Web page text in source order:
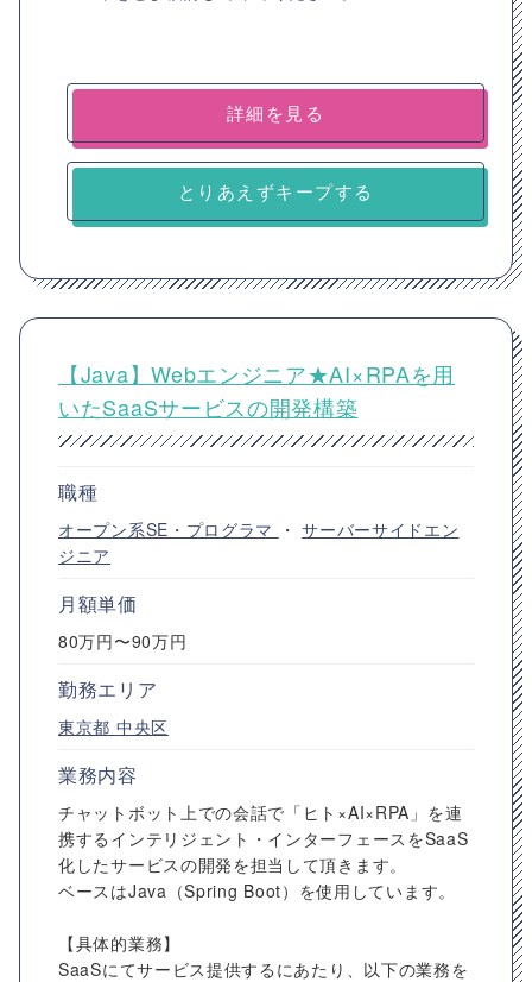
詳細を見る
とりあえずキープする
【Java】Webエンジニア★AI×RPAを用
いたSaaSサービスの開発構築
職種
オープン系SE・プログラマ ・サーバーサイドエン
ジニア
月額単価
80万円〜90万円
勤務エリア
東京都 中央区
業務内容
チャットボット上での会話で「ヒト×AI×RPA」を連
携するインテリジェント・インターフェースをSaaS
化したサービスの開発を担当して頂きます。
ベースはJava（Spring Boot）を使用しています。
【具体的業務】
SaaSにてサービス提供するにあたり、以下の業務を